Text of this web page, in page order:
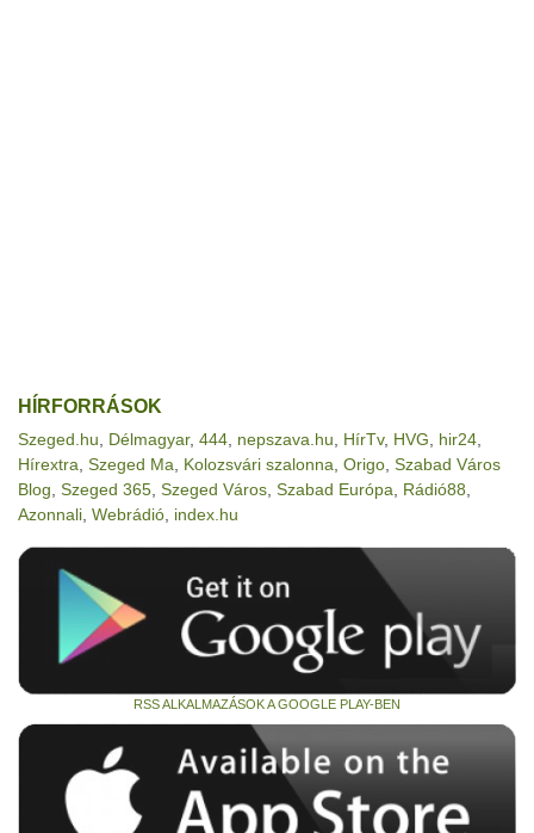
HÍRFORRÁSOK
Szeged.hu Délmagyar, 444 nepszava.hu HírTv, HVG hir24
Hírextra Szeged Ma Kolozsvári szalonna Origo Szabad Város
Blog Szeged 365 Szeged Város Szabad Európa Rádió88
Azonnali Webrádió index.hu
RSS ALKALMAZÁSOK A GOOGLE PLAY-BEN